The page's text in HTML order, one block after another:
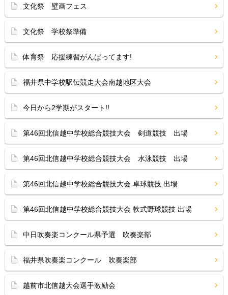
文化祭 壁画フェス
文化祭 学校祭準備
体育祭 応援練習がんばってます!
福井県中学校駅伝競走大会南越地区大会
今日から2学期がスタート!!
第46回北信越中学校総合競技大会 剣道競技 出場
第46回北信越中学校総合競技大会 水泳競技 出場
第46回北信越中学校総合競技大会 卓球競技 出場
第46回北信越中学校総合競技大会 軟式野球競技 出場
中日吹奏楽コンクール県予選 吹奏楽部
福井県吹奏楽コンクール 吹奏楽部
越前市北信越大会選手激励会